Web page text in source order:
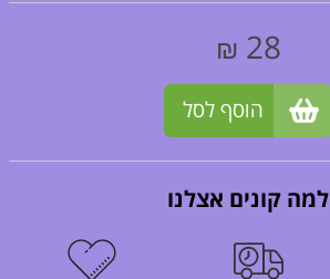
28
₪
הוסף לסל
למה קונים אצלנו